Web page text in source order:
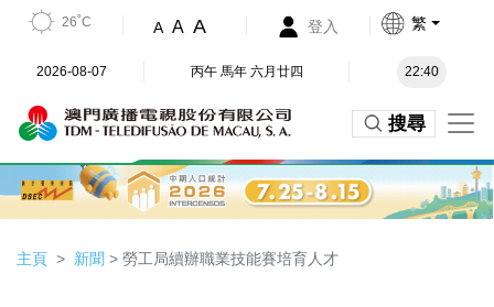
26˚C A A A 登入 繁
2026-08-07 丙午 馬年 六月廿四 22:40
搜尋
主頁 新聞 > 勞工局續辦職業技能賽培育人才